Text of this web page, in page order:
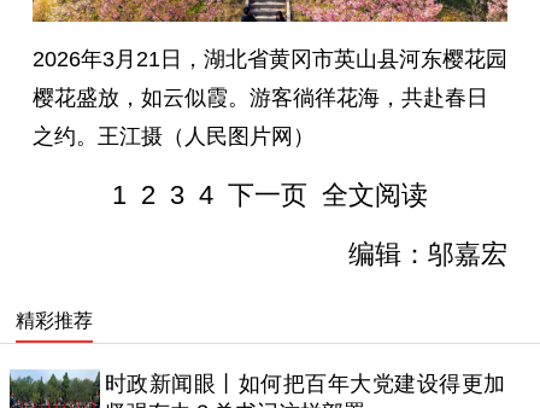
2026年3月21日，湖北省黄冈市英山县河东樱花园
樱花盛放，如云似霞。游客徜徉花海，共赴春日
之约。王江摄（人民图片网）
1 2 3 4 下一页 全文阅读
编辑：邬嘉宏
精彩推荐